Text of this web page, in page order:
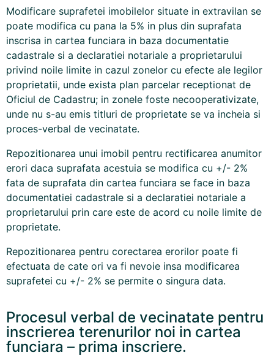
Modificare suprafetei imobilelor situate in extravilan se
poate modifica cu pana la 5% in plus din suprafata
inscrisa in cartea funciara in baza documentatie
cadastrale si a declaratiei notariale a proprietarului
privind noile limite in cazul zonelor cu efecte ale legilor
proprietatii, unde exista plan parcelar receptionat de
Oficiul de Cadastru; in zonele foste necooperativizate,
unde nu s-au emis titluri de proprietate se va incheia si
proces-verbal de vecinatate.
Repozitionarea unui imobil pentru rectificarea anumitor
erori daca suprafata acestuia se modifica cu +/- 2%
fata de suprafata din cartea funciara se face in baza
documentatiei cadastrale si a declaratiei notariale a
proprietarului prin care este de acord cu noile limite de
proprietate.
Repozitionarea pentru corectarea erorilor poate fi
efectuata de cate ori va fi nevoie insa modificarea
suprafetei cu +/- 2% se permite o singura data.
Procesul verbal de vecinatate pentru
inscrierea terenurilor noi in cartea
funciara – prima inscriere.